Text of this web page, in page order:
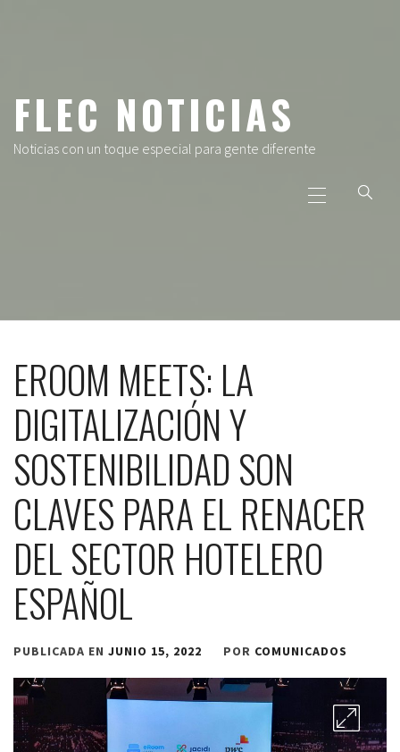
FLEC NOTICIAS
Noticias con un toque especial para gente diferente
principal
EROOM MEETS: LA
DIGITALIZACIÓN Y
SOSTENIBILIDAD SON
CLAVES PARA EL RENACER
DEL SECTOR HOTELERO
ESPAÑOL
PUBLICADA EN JUNIO 15, 2022 POR COMUNICADOS